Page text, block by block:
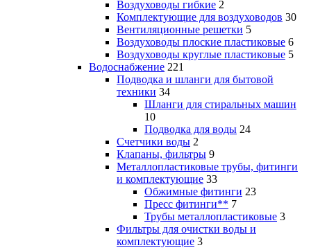
Воздуховоды гибкие 2
Комплектующие для воздуховодов 30
Вентиляционные решетки 5
Воздуховоды плоские пластиковые 6
Воздуховоды круглые пластиковые 5
Водоснабжение 221
Подводка и шланги для бытовой
техники 34
Шланги для стиральных машин
10
Подводка для воды 24
Счетчики воды 2
Клапаны, фильтры 9
Металлопластиковые трубы, фитинги
и комплектующие 33
Обжимные фитинги 23
Пресс фитинги** 7
Трубы металлопластиковые 3
Фильтры для очистки воды и
комплектующие 3